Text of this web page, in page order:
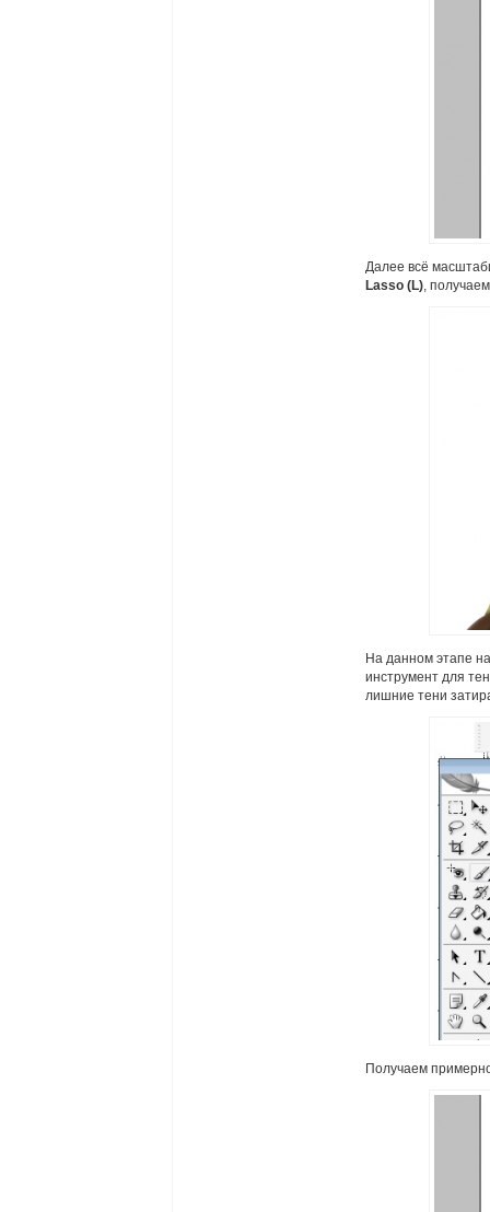
Далее всё
Lasso (L),
На данном этапе
инструмент для
лишние тени
Получаем